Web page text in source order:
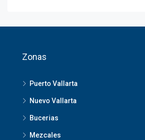
Zonas
Puerto Vallarta
Nuevo Vallarta
Bucerias
Mezcales